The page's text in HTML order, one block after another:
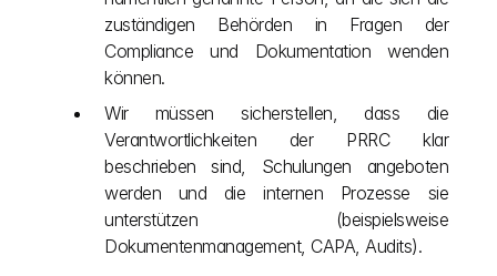
zuständigen Behörden in Fragen der
Compliance und Dokumentation wenden
können.
Wir müssen sicherstellen, dass die
Verantwortlichkeiten der PRRC klar
beschrieben sind, Schulungen angeboten
werden und die internen Prozesse sie
unterstützen (beispielsweise
Dokumentenmanagement, CAPA, Audits).